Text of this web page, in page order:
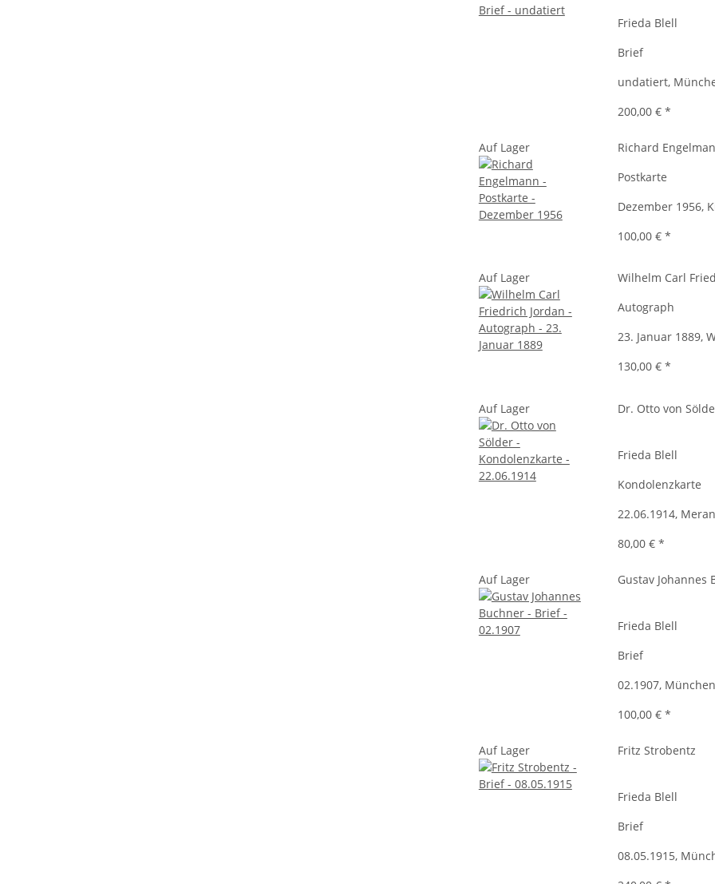
Frieda Blell
Brief
undatiert,
200,00 €*
Auf Lager
Richard
Postkarte
Dezember 1956,
100,00 €*
Auf Lager
Wilhelm Carl
Autograph
23. Januar 1889,
130,00 €*
Auf Lager Dr. Otto von
Frieda Blell
Kondolenzkarte
22.06.1914, Meran
80,00 €*
Auf Lager Gustav Johannes
Frieda Blell
Brief
02.1907, München
100,00 €*
Auf Lager Fritz Strobentz
Frieda Blell
Brief
08.05.1915,